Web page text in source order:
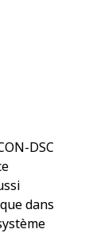
DSC
dans